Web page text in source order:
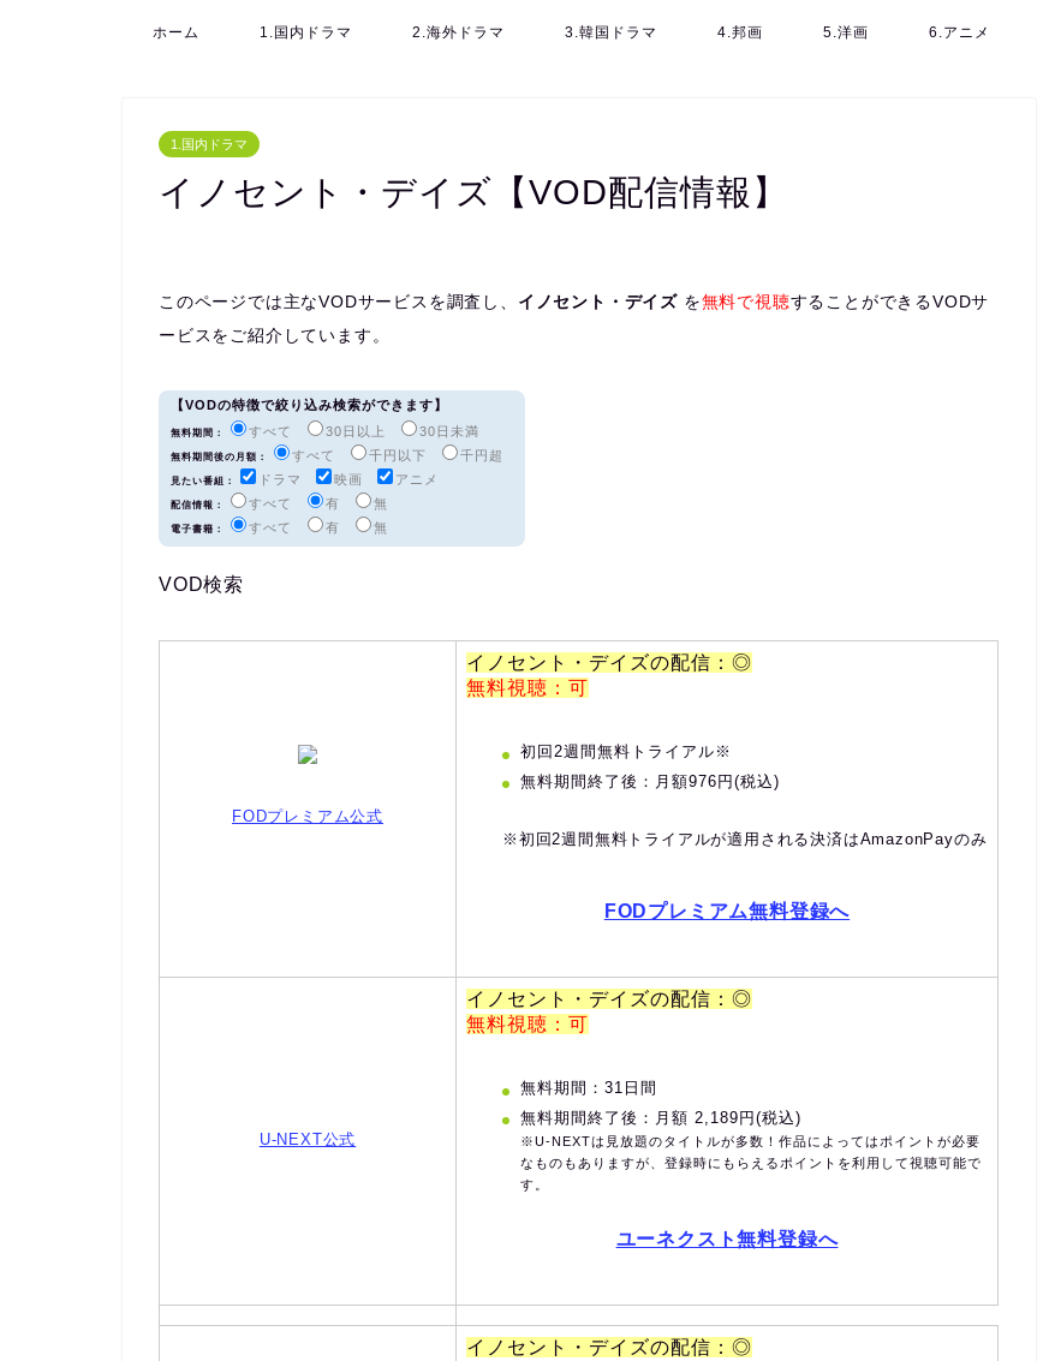
ホーム 1.国内ドラマ 2.海外ドラマ 3.韓国ドラマ 4.邦画 5.洋画 6.アニメ
1.国内ドラマ
イノセント・デイズ【VOD配信情報】
このページでは主なVODサービスを調査し、 イノセント・デイズ を無料で視聴することができるVODサ
ービスをご紹介しています。
【VODの特徴で絞り込み検索ができます】
無料期間： すべて 30日以上 30日未満
無料期間後の月額： すべて 千円以下 千円超
見たい番組： ドラマ 映画 アニメ
配信情報： すべて 有 無
電子書籍： すべて 有 無
VOD検索
FODプレミアム公式
イノセント・デイズの配信：◎
無料視聴：可
初回2週間無料トライアル※
無料期間終了後：月額976円(税込)
※初回2週間無料トライアルが適用される決済はAmazonPayのみ
FODプレミアム無料登録へ
U-NEXT公式
イノセント・デイズの配信：◎
無料視聴：可
無料期間：31日間
無料期間終了後：月額 2,189円(税込)
※U-NEXTは見放題のタイトルが多数！作品によってはポイントが必要
なものもありますが、登録時にもらえるポイントを利用して視聴可能で
す。
ユーネクスト無料登録へ
イノセント・デイズの配信：◎